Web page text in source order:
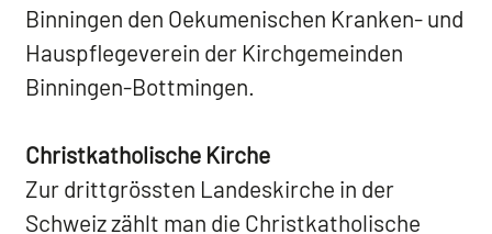
Binningen den Oekumenischen Kranken- und
Hauspflegeverein der Kirchgemeinden
Binningen-Bottmingen.
Christkatholische Kirche
Zur drittgrössten Landeskirche in der
Schweiz zählt man die Christkatholische